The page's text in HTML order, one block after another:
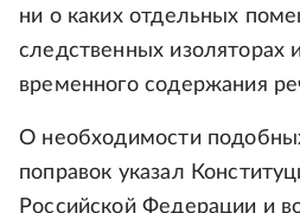
ни о каких отдельных
следственных изоляторах
временного содержания
О необходимости
поправок указал
Российской Федерации и